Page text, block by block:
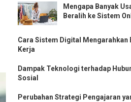
Mengapa Banyak
Beralih ke Sistem
Cara Sistem Digital Mengarahkan
Kerja
Dampak Teknologi terhadap
Sosial
Perubahan Strategi Pengajaran